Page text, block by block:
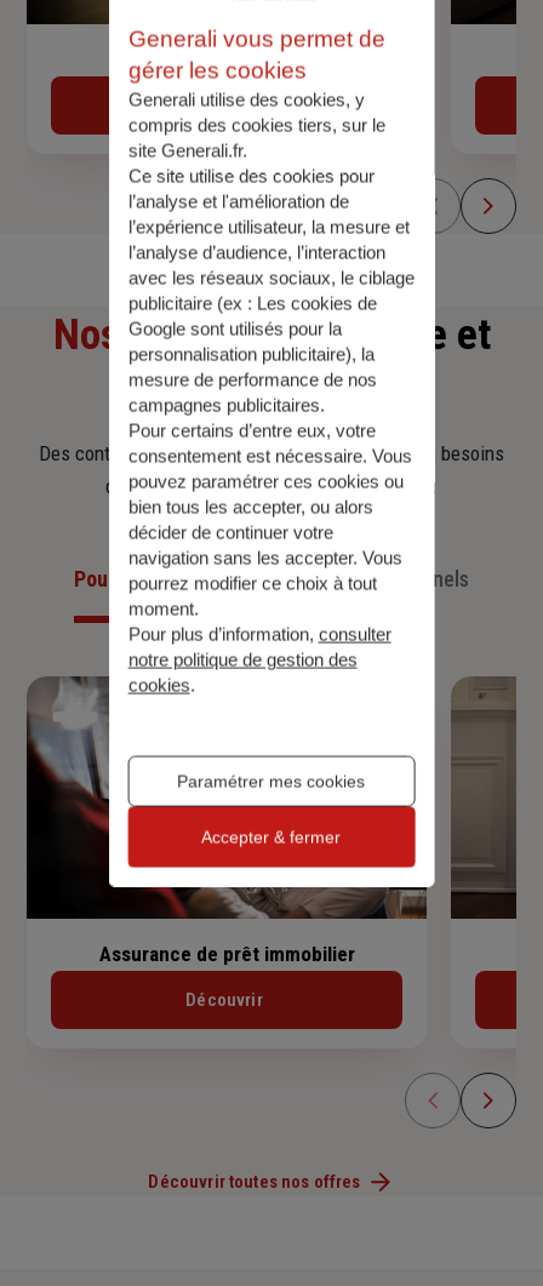
Devis assurance auto
Obtenir une estimation
Nos offresd'assurance et
d'épargne
Des contrats clairs et flexibles pour sécuriser vos besoins
d’aujourd’hui et anticiper ceux de demain.
Pour les particuliersPour les professionnels
Assurance de prêt immobilier
Découvrir
Découvrir toutes nos offres
Generali vous permet de
gérer les cookies
Generali utilise des cookies, y
compris des cookies tiers, sur le
site Generali.fr.
Ce site utilise des cookies pour
l’analyse et l'amélioration de
l’expérience utilisateur, la mesure et
l’analyse d’audience, l’interaction
avec les réseaux sociaux, le ciblage
publicitaire (ex : Les cookies de
Google sont utilisés pour la
personnalisation publicitaire), la
mesure de performance de nos
campagnes publicitaires.
Pour certains d’entre eux, votre
consentement est nécessaire. Vous
pouvez paramétrer ces cookies ou
bien tous les accepter, ou alors
décider de continuer votre
navigation sans les accepter. Vous
pourrez modifier ce choix à tout
moment.
Pour plus d’information, consulter
notre politique de gestion des
cookies.
Paramétrer mes cookies
Accepter & fermer